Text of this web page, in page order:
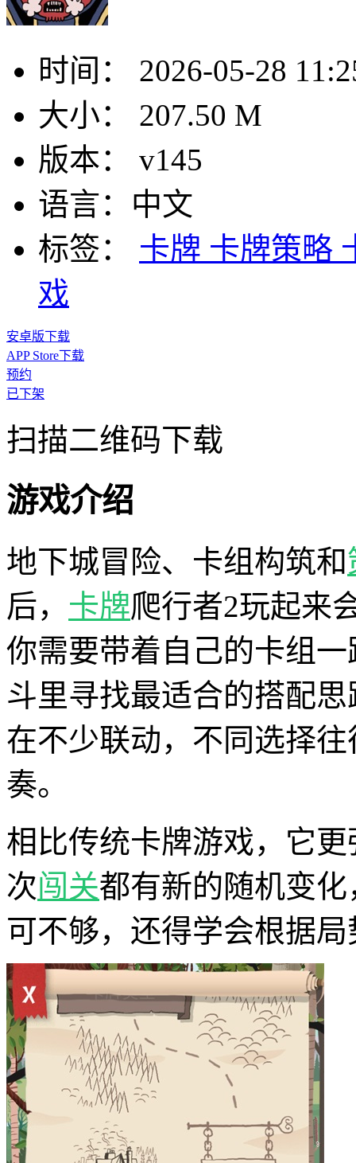
时间：
2026-05-28
大小：
207.50 M
版本：
v145
语言： 中文
标签：
卡牌 卡牌策略
戏
安卓版下载
APP Store下载
预约
已下架
扫描二维码下载
游戏介绍
地下城冒险、卡组构筑和
后， 卡牌爬行者2玩起来
你需要带着自己的卡组一
斗里寻找最适合的搭配
在不少联动，不同选择
奏。
相比传统卡牌游戏，它
次闯关都有新的随机变
可不够，还得学会根据